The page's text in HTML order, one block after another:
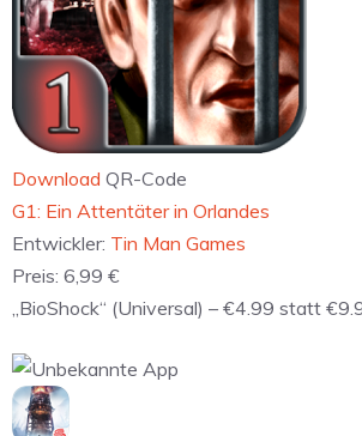
Download QR-Code
‎G1: Ein Attentäter in Orlandes
Entwickler: Tin Man Games
Preis: 6,99 €
„BioShock“ (Universal) – €4.99 statt